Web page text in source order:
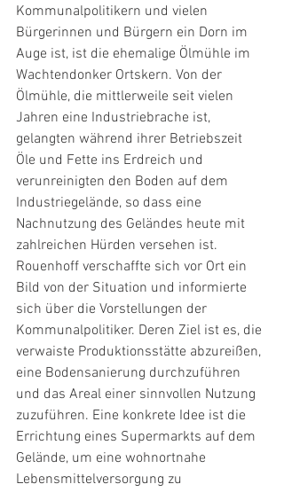
Kommunalpolitikern und vielen
Bürgerinnen und Bürgern ein Dorn im
Auge ist, ist die ehemalige Ölmühle im
Wachtendonker Ortskern. Von der
Ölmühle, die mittlerweile seit vielen
Jahren eine Industriebrache ist,
gelangten während ihrer Betriebszeit
Öle und Fette ins Erdreich und
verunreinigten den Boden auf dem
Industriegelände, so dass eine
Nachnutzung des Geländes heute mit
zahlreichen Hürden versehen ist.
Rouenhoff verschaffte sich vor Ort ein
Bild von der Situation und informierte
sich über die Vorstellungen der
Kommunalpolitiker. Deren Ziel ist es, die
verwaiste Produktionsstätte abzureißen,
eine Bodensanierung durchzuführen
und das Areal einer sinnvollen Nutzung
zuzuführen. Eine konkrete Idee ist die
Errichtung eines Supermarkts auf dem
Gelände, um eine wohnortnahe
Lebensmittelversorgung zu